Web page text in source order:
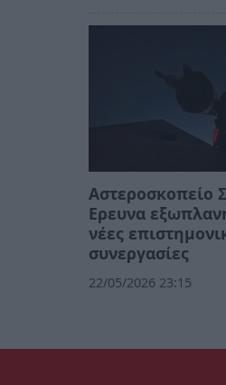
Αστεροσκοπείο
Ερευνα
νέες
συνεργασίες
22/05/2026 23:15